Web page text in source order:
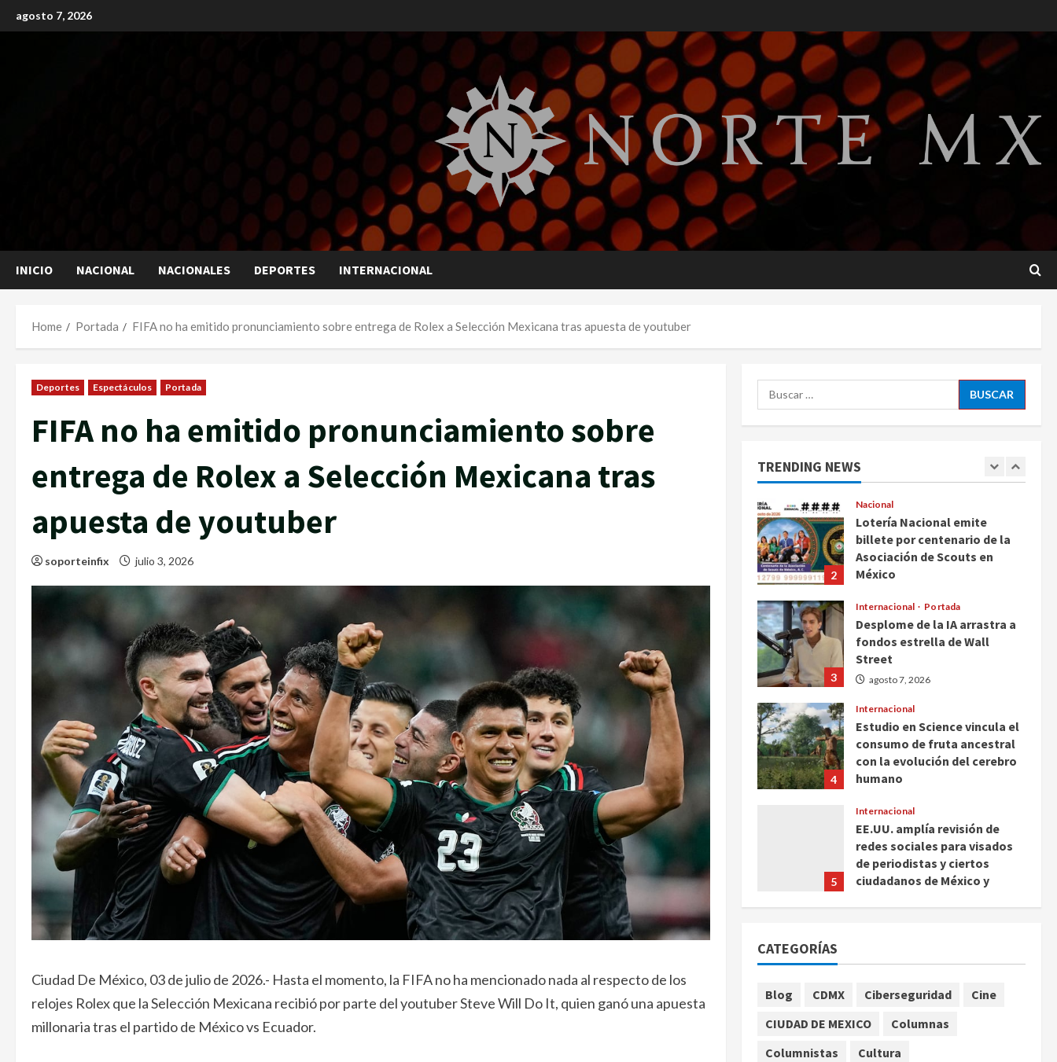
to
agosto 7, 2026
INICIO NACIONAL NACIONALES DEPORTES INTERNACIONAL
Home Portada FIFA no ha emitido pronunciamiento sobre entrega de Rolex a Selección Mexicana tras apuesta de youtuber
Deportes Espectáculos Portada
FIFA no ha emitido pronunciamiento sobre
entrega de Rolex a Selección Mexicana tras
apuesta de youtuber
soporteinfix julio 3, 2026
Ciudad De México, 03 de julio de 2026.- Hasta el momento, la FIFA no ha mencionado nada al respecto de los
relojes Rolex que la Selección Mexicana recibió por parte del youtuber Steve Will Do It, quien ganó una apuesta
millonaria tras el partido de México vs Ecuador.
Buscar:
TRENDING NEWS
2
billete por centenario de la
Asociación de Scouts en
agosto 7, 2026
3
Internacional Portada
Desplome de la IA arrastra a
fondos estrella de Wall
Street
agosto 7, 2026
con la evolución del cerebro
agosto 7, 2026
de periodistas y ciertos
agosto 7, 2026
1
2
Nacional
Lotería Nacional emite
billete por centenario de la
Asociación de Scouts en
México
3
Internacional Portada
Desplome de la IA arrastra a
fondos estrella de Wall
Street
agosto 7, 2026
4
Internacional
Estudio en Science vincula el
consumo de fruta ancestral
con la evolución del cerebro
humano
5
Internacional
EE.UU. amplía revisión de
redes sociales para visados
de periodistas y ciertos
ciudadanos de México y
Morelia
Lotería Nacional emite
billete por centenario de la
CATEGORÍAS
Blog CDMX Ciberseguridad
Cine
CIUDAD DE MEXICO
Columnas
Columnistas
Cultura